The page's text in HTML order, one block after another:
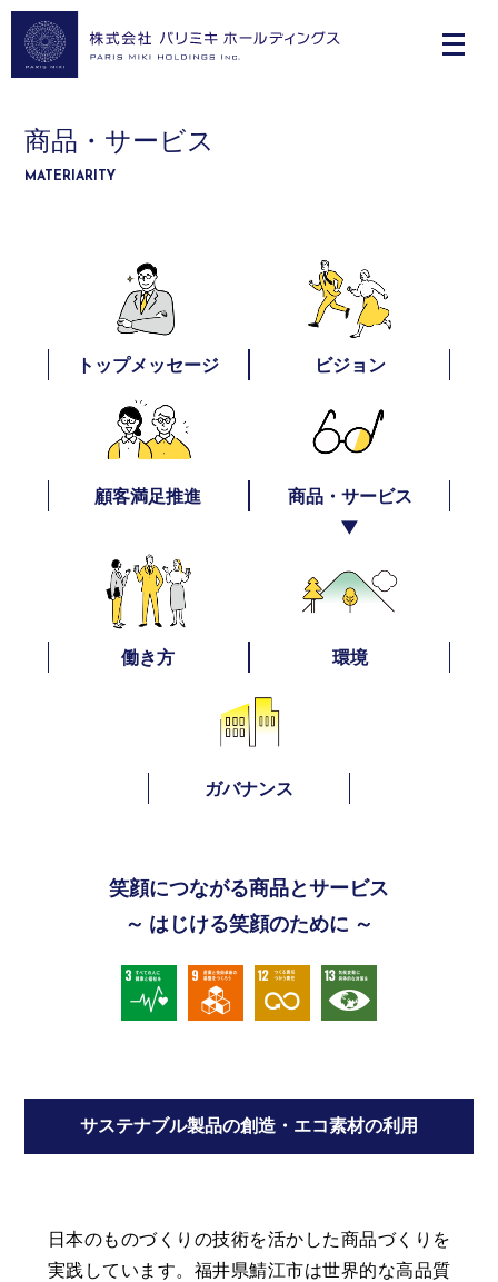
商品・サービス
MATERIARITY
トップメッセージ ビジョン
顧客満足推進
商品・サービス
▼
働き方 環境
ガバナンス
笑顔につながる商品とサービス
～ はじける笑顔のために ～
サステナブル製品の創造・エコ素材の利用
日本のものづくりの技術を活かした商品づくりを
実践しています。福井県鯖江市は世界的な高品質